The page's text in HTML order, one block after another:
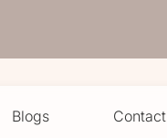
Blogs Contact